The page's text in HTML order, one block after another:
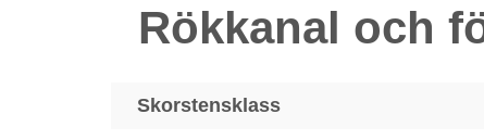
Rökkanal och
Skorstensklass